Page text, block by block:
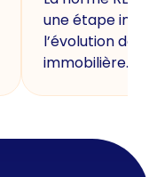
une étape
l’évolution de
immobilière.